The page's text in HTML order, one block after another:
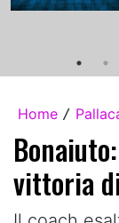
Home /
vittoria